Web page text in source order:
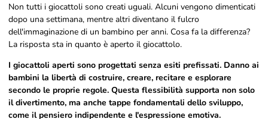
Non tutti i giocattoli sono creati uguali. Alcuni vengono dimenticati
dopo una settimana, mentre altri diventano il fulcro
dell'immaginazione di un bambino per anni. Cosa fa la differenza?
La risposta sta in quanto è aperto il giocattolo.
I giocattoli aperti sono progettati senza esiti prefissati. Danno ai
bambini la libertà di costruire, creare, recitare e esplorare
secondo le proprie regole. Questa flessibilità supporta non solo
il divertimento, ma anche tappe fondamentali dello sviluppo,
come il pensiero indipendente e l'espressione emotiva.